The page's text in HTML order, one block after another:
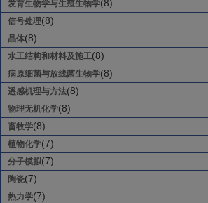
发育生物学与生殖生物学(8)
信号处理(8)
晶体(8)
水工结构和材料及施工(8)
病原细菌与放线菌生物学(8)
遥感机理与方法(8)
物理无机化学(8)
畜牧学(8)
植物化学(7)
分子模拟(7)
陶瓷(7)
热力学(7)